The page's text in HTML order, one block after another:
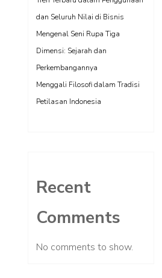
dan Seluruh Nilai di Bisnis
Mengenal Seni Rupa Tiga
Dimensi: Sejarah dan
Perkembangannya
Menggali Filosofi dalam Tradisi
Petilasan Indonesia
Recent
Comments
No comments to show.